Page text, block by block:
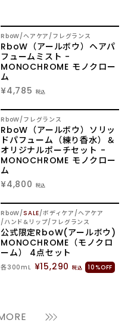
4/
RboW ヘアケア フレグランス
RboW（アールボウ）ヘアパ
フュームミスト -
MONOCHROME モノクロー
ム
¥4,785
税込
6/
RboW フレグランス
RboW（アールボウ）ソリッ
ドパフューム（練り香水）＆
オリジナルポーチセット -
MONOCHROME モノクロー
ム
¥4,800
税込
8/
RboW SALE ボディケア ヘアケア
ハンド&リップ フレグランス
公式限定RboW(アールボウ)
MONOCHROME（モノクロ
ーム） 4点セット
各300mL ¥15,290 税込 10%OFF